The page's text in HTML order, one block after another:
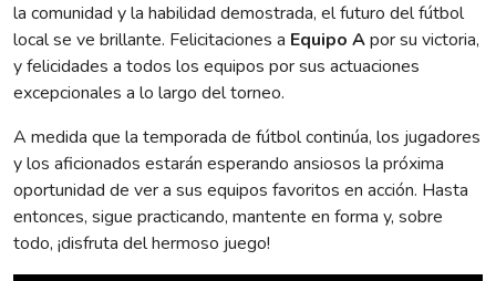
la comunidad y la habilidad demostrada, el futuro del fútbol
local se ve brillante. Felicitaciones a Equipo Apor su victoria,
y felicidades a todos los equipos por sus actuaciones
excepcionales a lo largo del torneo.
A medida que la temporada de fútbol continúa, los jugadores
y los aficionados estarán esperando ansiosos la próxima
oportunidad de ver a sus equipos favoritos en acción. Hasta
entonces, sigue practicando, mantente en forma y, sobre
todo, ¡disfruta del hermoso juego!